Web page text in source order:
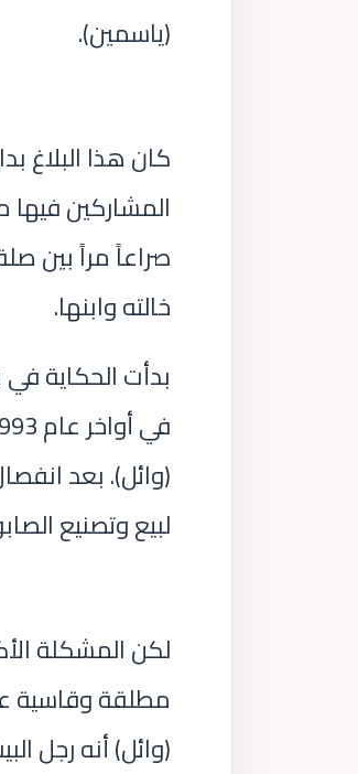
(ياسمين).
كان هذا البلاغ
المشاركين
صراعاً مراً بين
خالته وابنها.
بدأت الحكاية
لبيع وتصنيع
لكن المشكلة
مطلقة وقاسية
(وائل) أنه رجل